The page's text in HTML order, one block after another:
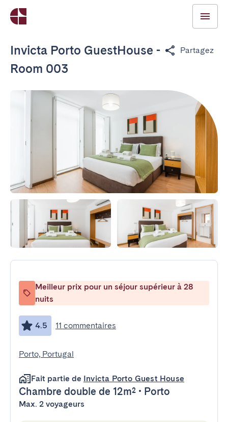
Invicta Porto GuestHouse -
Room 003
Partagez
Meilleur prix pour un séjour supérieur à 28
nuits
4.5 11 commentaires
Porto, Portugal
Fait partie de Invicta Porto Guest House
Chambre double de 12m² • Porto
Max. 2 voyageurs